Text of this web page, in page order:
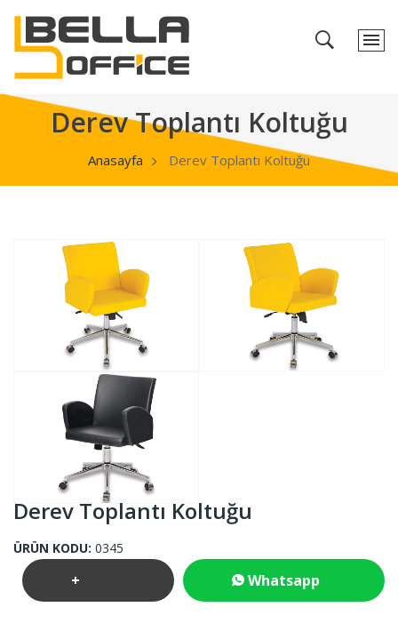
Derev Toplantı Koltuğu
Anasayfa Derev Toplantı Koltuğu
Derev Toplantı Koltuğu
ÜRÜN KODU: 0345
+ Whatsapp